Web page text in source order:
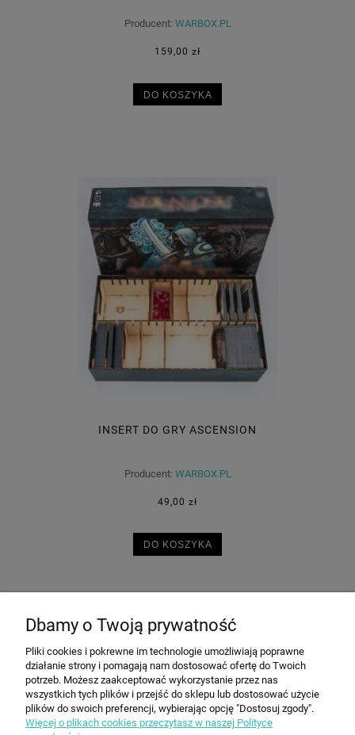
Producent: WARBOX.PL
159,00 zł
DO KOSZYKA
INSERT DO GRY ASCENSION
Producent: WARBOX.PL
49,00 zł
DO KOSZYKA
POMOC
MOJE KONTO
PŁATNOŚCI I DOSTAWA
Dbamy o Twoją prywatność
Pliki cookies i pokrewne im technologie umożliwiają poprawne
działanie strony i pomagają nam dostosować ofertę do Twoich
potrzeb. Możesz zaakceptować wykorzystanie przez nas
wszystkich tych plików i przejść do sklepu lub dostosować użycie
plików do swoich preferencji, wybierając opcję "Dostosuj zgody".
Więcej o plikach cookies przeczytasz w naszej Polityce